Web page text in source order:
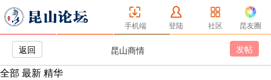
手机端 登陆 社区 昆友圈
返回 昆山商情 发帖
全部 最新精华